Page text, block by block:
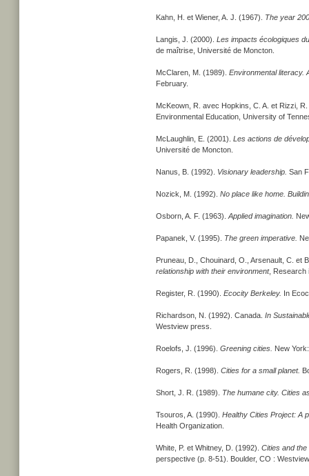
Kahn, H. et Wiener, A. J. (1967). The year
Langis, J. (2000). Les impacts écologiques
de maîtrise, Université de Moncton.
McClaren, M. (1989). Environmental literacy.
February.
McKeown, R. avec Hopkins, C. A. et Rizzi,
Environmental Education, University of
McLaughlin, E. (2001). Les actions de
Université de Moncton.
Nanus, B. (1992). Visionary leadership. San
Nozick, M. (1992). No place like home.
Osborn, A. F. (1963). Applied imagination.
Papanek, V. (1995). The green imperative.
Pruneau, D., Chouinard, O., Arsenault, C. et
relationship with their environment, Research
Register, R. (1990). Ecocity Berkeley. In
Richardson, N. (1992). Canada. In
Westview press.
Roelofs, J. (1996). Greening cities. New
Rogers, R. (1998). Cities for a small planet.
Short, J. R. (1989). The humane city. Cities
Tsouros, A. (1990). Healthy Cities Project: A
Health Organization.
White, P. et Whitney, D. (1992). Cities and
perspective (p. 8-51). Boulder, CO :